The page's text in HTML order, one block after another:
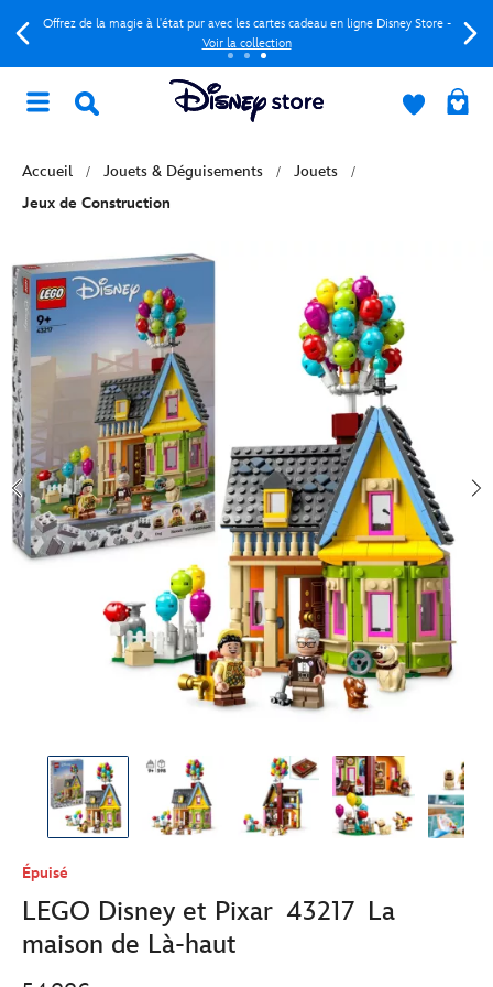
Offrez de la magie à l'état pur avec les cartes cadeau en ligne Disney Store -
Voir la collection
Accueil Jouets & Déguisements
Jouets
Jeux de Construction
Épuisé
LEGO Disney et Pixar 43217 La
maison de Là-haut